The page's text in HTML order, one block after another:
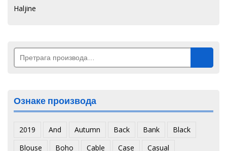
Haljine
Претрага
за:
Ознаке производа
2019 And Autumn Back Bank
Black
Blouse
Boho Cable Case Casual